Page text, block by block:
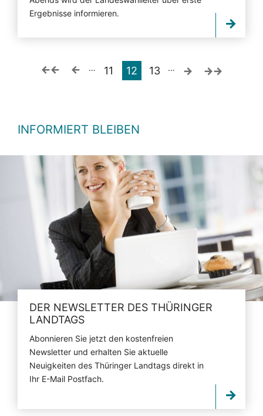
Ergebnisse informieren.
… 11 12 13 …
INFORMIERT BLEIBEN
DER NEWSLETTER DES THÜRINGER
LANDTAGS
Abonnieren Sie jetzt den kostenfreien
Newsletter und erhalten Sie aktuelle
Neuigkeiten des Thüringer Landtags direkt in
Ihr E-Mail Postfach.